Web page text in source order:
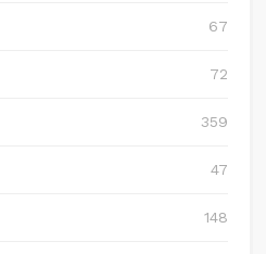
67
72
359
47
148